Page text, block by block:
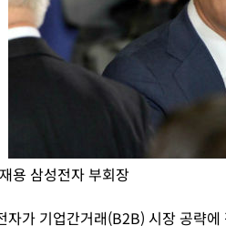
용 삼성전자 부회장
자가 기업간거래(B2B) 시장 공략